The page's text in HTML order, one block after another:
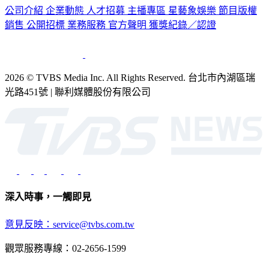
公司介紹 企業動態 人才招募 主播專區 星藝象娛樂 節目版權
銷售 公開招標 業務服務 官方聲明 獲獎紀錄／認證
2026 © TVBS Media Inc. All Rights Reserved. 台北市內湖區瑞
光路451號 | 聯利媒體股份有限公司
深入時事，一觸即見
意見反映：service@tvbs.com.tw
觀眾服務專線：02-2656-1599